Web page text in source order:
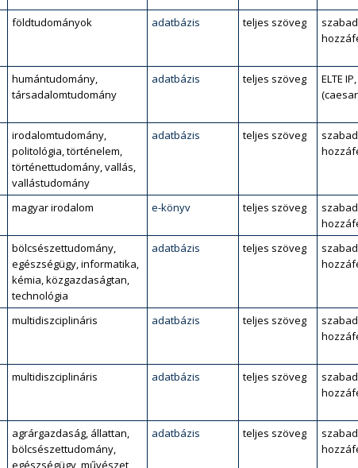
földtudományok adatbázis teljes szöveg
humántudomány,
társadalomtudomány
adatbázis teljes szöveg
ELTE
irodalomtudomány,
politológia, történelem,
történettudomány, vallás,
vallástudomány
adatbázis teljes szöveg
magyar irodalom e-könyv teljes szöveg
bölcsészettudomány,
egészségügy, informatika,
kémia, közgazdaságtan,
technológia
adatbázis teljes szöveg
multidiszciplináris adatbázis teljes szöveg
multidiszciplináris adatbázis teljes szöveg
agrárgazdaság, állattan,
bölcsészettudomány,
egészségügy, művészet,
adatbázis teljes szöveg